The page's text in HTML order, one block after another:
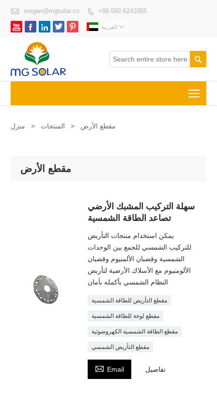
 megan@mgsolar.cn  +86-592-6241055
     العربية 

منزل > المنتجات > مقطع الأرض
مقطع الأرض
سهلة التركيب المشبك الأرضي
تصاعد الطاقة الشمسية
يمكن استخدام منتجات التأريض
للتركيب الشمسي للجمع بين الوحدات
الشمسية وقضبان الألمنيوم وقضبان
الألومنيوم مع الأسلاك الأرضية لتأريض
النظام الشمسي بأكمله بأمان
مقطع التأريض للطاقة الشمسية
مقطع لوحة للطاقة الشمسية
مقطع الطاقة الشمسية الكهروضوئية
مقطع التأريض الشمسي
 Email تفاصيل